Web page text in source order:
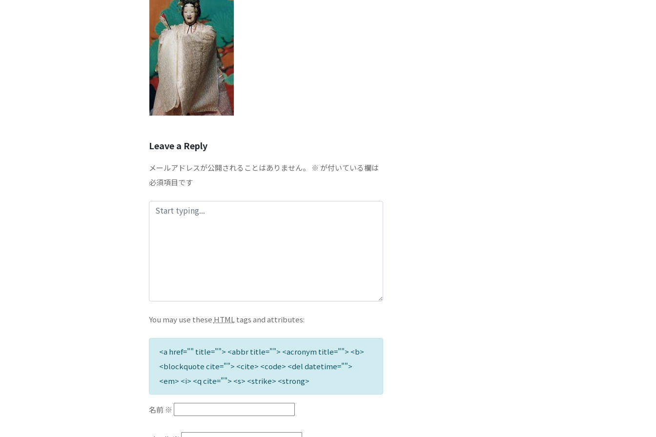
Leave a Reply
メールアドレスが公開されることはありません。 ※ が付いている欄は
必須項目です
You may use these HTML tags and attributes:
<a href="" title=""> <abbr title=""> <acronym title=""> <b>
<blockquote cite=""> <cite> <code> <del datetime="">
<em> <i> <q cite=""> <s> <strike> <strong>
名前 ※